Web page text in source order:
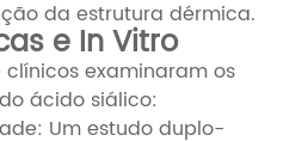
da estrutura dérmica.
e In Vitro
examinaram os
ácido siálico:
Um estudo duplo-